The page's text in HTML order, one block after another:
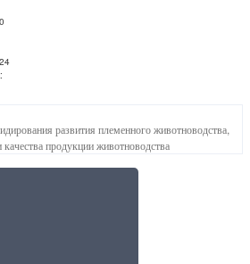
развития племенного животноводства,
продукции животноводства